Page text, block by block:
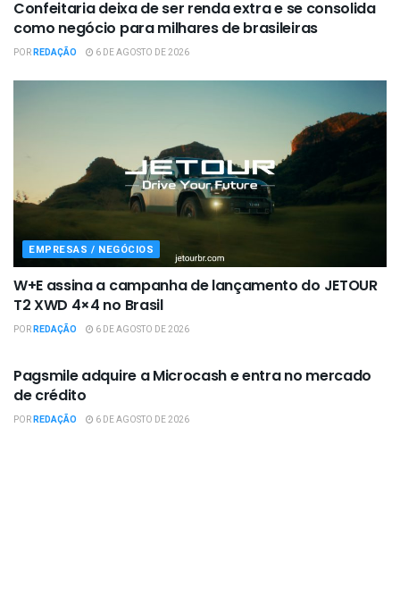
Confeitaria deixa de ser renda extra e se consolida
como negócio para milhares de brasileiras
PORREDAÇÃO 6 DE AGOSTO DE 2026
EMPRESAS / NEGÓCIOS
W+E assina a campanha de lançamento do JETOUR
T2 XWD 4×4 no Brasil
PORREDAÇÃO 6 DE AGOSTO DE 2026
Pagsmile adquire a Microcash e entra no mercado
de crédito
PORREDAÇÃO 6 DE AGOSTO DE 2026